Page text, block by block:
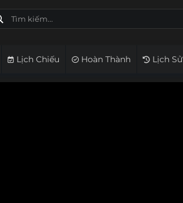
Lịch Chiếu Hoàn Thành Lịch Sử